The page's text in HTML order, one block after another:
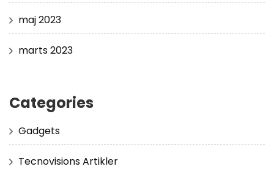
maj 2023
marts 2023
Categories
Gadgets
Tecnovisions Artikler